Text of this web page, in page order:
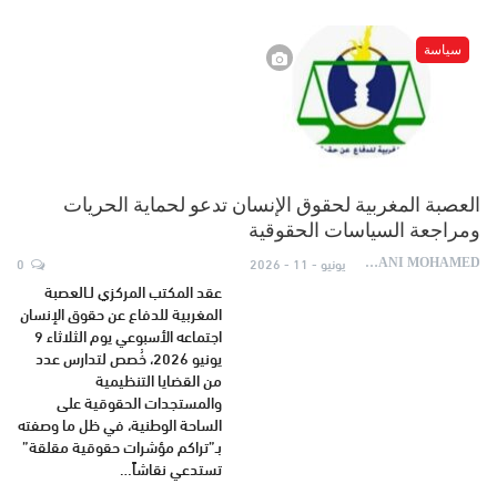
سياسة
العصبة المغربية لحقوق الإنسان تدعو لحماية الحريات
ومراجعة السياسات الحقوقية
AYDANI MOHAMED يونيو - 11 - 2026
عقد المكتب المركزي لـالعصبة
المغربية للدفاع عن حقوق الإنسان
اجتماعه الأسبوعي يوم الثلاثاء 9
يونيو 2026، خُصص لتدارس عدد
من القضايا التنظيمية
والمستجدات الحقوقية على
الساحة الوطنية، في ظل ما وصفته
بـ”تراكم مؤشرات حقوقية مقلقة”
تستدعي نقاشاً…